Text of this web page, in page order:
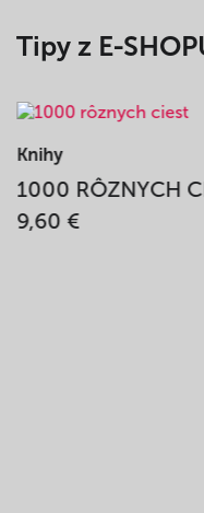
Tipy z E-
Knihy
1000 RÔZNYCH
9,60 €